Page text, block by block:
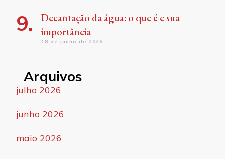
Decantação da água: o que é e sua
importância
18 de junho de 2026
Arquivos
julho 2026
junho 2026
maio 2026